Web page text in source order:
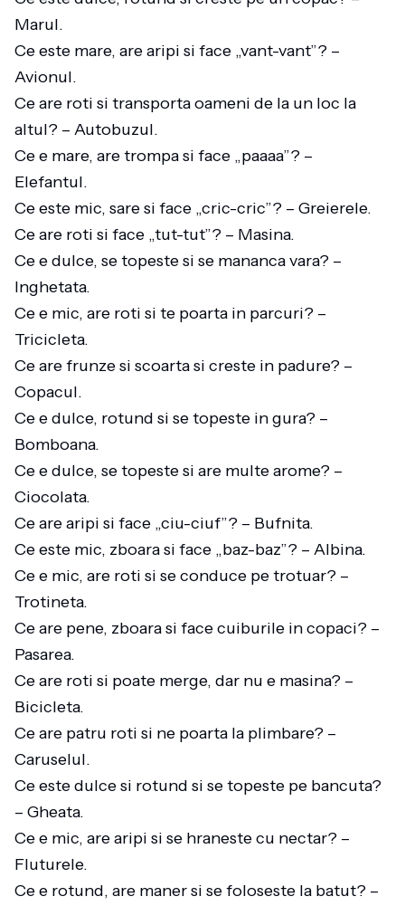
Marul.
Ce este mare, are aripi si face „vant-vant”? –
Avionul.
Ce are roti si transporta oameni de la un loc la
altul? – Autobuzul.
Ce e mare, are trompa si face „paaaa”? –
Elefantul.
Ce este mic, sare si face „cric-cric”? – Greierele.
Ce are roti si face „tut-tut”? – Masina.
Ce e dulce, se topeste si se mananca vara? –
Inghetata.
Ce e mic, are roti si te poarta in parcuri? –
Tricicleta.
Ce are frunze si scoarta si creste in padure? –
Copacul.
Ce e dulce, rotund si se topeste in gura? –
Bomboana.
Ce e dulce, se topeste si are multe arome? –
Ciocolata.
Ce are aripi si face „ciu-ciuf”? – Bufnita.
Ce este mic, zboara si face „baz-baz”? – Albina.
Ce e mic, are roti si se conduce pe trotuar? –
Trotineta.
Ce are pene, zboara si face cuiburile in copaci? –
Pasarea.
Ce are roti si poate merge, dar nu e masina? –
Bicicleta.
Ce are patru roti si ne poarta la plimbare? –
Caruselul.
Ce este dulce si rotund si se topeste pe bancuta?
– Gheata.
Ce e mic, are aripi si se hraneste cu nectar? –
Fluturele.
Ce e rotund, are maner si se foloseste la batut? –